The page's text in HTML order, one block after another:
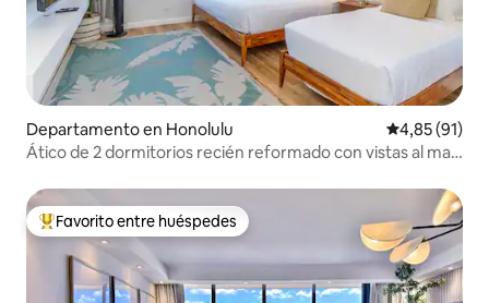
Departamento en Honolulu Calificación
4,85 (91)
Ático de 2 dormitorios recién reformado con vistas al mar
Favorito entre los huéspedes más destacados
Favorito entre huéspedes